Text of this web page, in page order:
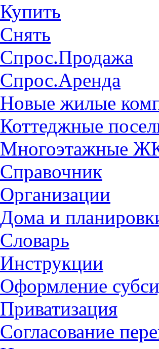
Купить
Снять
Спрос.Продажа
Спрос.Аренда
Новые жилые
Коттеджные
Многоэтажные
Справочник
Организации
Дома и
Словарь
Инструкции
Оформление
Приватизация
Согласование